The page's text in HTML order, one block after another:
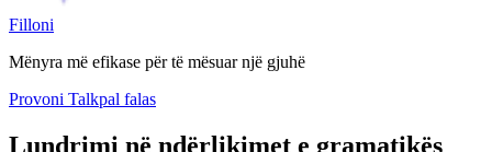
Filloni
Mënyra më efikase për të mësuar një gjuhë
Provoni Talkpal falas
Lundrimi në ndërlikimet e gramatikës